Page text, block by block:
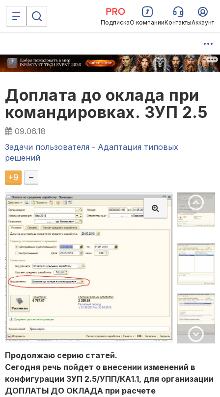
ПодпискаО компанииКонтактыАккаунт
Доплата до оклада при
командировках. ЗУП 2.5
09.06.18
Задачи пользователя - Адаптация типовых
решений
+9 –
Продолжаю серию статей.
Сегодня речь пойдет о внесении изменений в
конфигурации ЗУП 2.5/УПП/КА1.1, для организации
ДОПЛАТЫ ДО ОКЛАДА при расчете